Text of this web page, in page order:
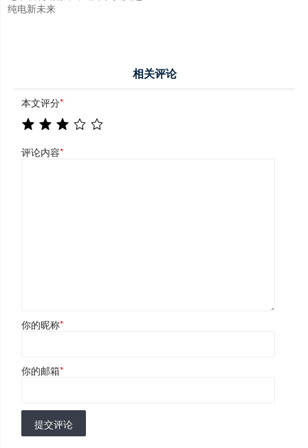
纯电新未来
相关评论
本文评分*
评论内容*
你的昵称*
你的邮箱*
提交评论